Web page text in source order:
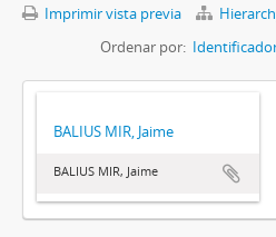
Imprimir vista previa
Ordenar por:
BALIUS MIR, Jaime
BALIUS MIR, Jaime